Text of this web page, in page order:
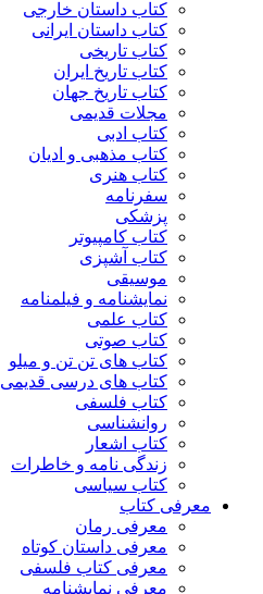
کتاب داستان خارجی
کتاب داستان ایرانی
کتاب تاریخی
کتاب تاریخ ایران
کتاب تاریخ جهان
مجلات قدیمی
کتاب ادبی
کتاب مذهبی و ادیان
کتاب هنری
سفرنامه
پزشکی
کتاب کامپیوتر
کتاب آشپزی
موسیقی
نمایشنامه و فیلمنامه
کتاب علمی
کتاب صوتی
کتاب های تن تن و میلو
کتاب های درسی قدیمی
کتاب فلسفی
روانشناسی
کتاب اشعار
زندگی نامه و خاطرات
کتاب سیاسی
معرفی کتاب
معرفی رمان
معرفی داستان کوتاه
معرفی کتاب فلسفی
معرفی نمایشنامه